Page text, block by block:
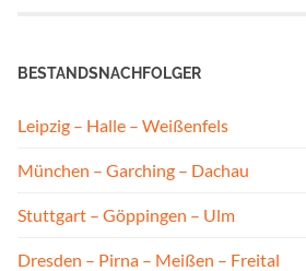
BESTANDSNACHFOLGER
Leipzig – Halle – Weißenfels
München – Garching – Dachau
Stuttgart – Göppingen – Ulm
Dresden – Pirna – Meißen – Freital